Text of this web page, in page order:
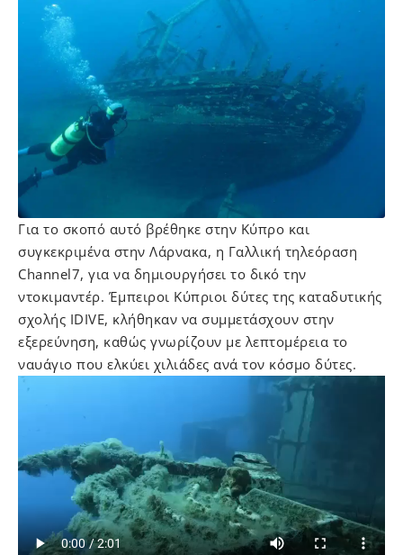
Για το σκοπό αυτό βρέθηκε στην Κύπρο και
συγκεκριμένα στην Λάρνακα, η Γαλλική τηλεόραση
Channel7, για να δημιουργήσει το δικό την
ντοκιμαντέρ. Έμπειροι Κύπριοι δύτες της καταδυτικής
σχολής IDIVE, κλήθηκαν να συμμετάσχουν στην
εξερεύνηση, καθώς γνωρίζουν με λεπτομέρεια το
ναυάγιο που ελκύει χιλιάδες ανά τον κόσμο δύτες.